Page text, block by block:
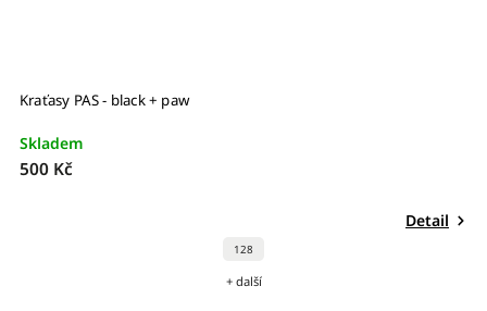
Kraťasy PAS - black + paw
Skladem
500 Kč
Detail
128
+ další